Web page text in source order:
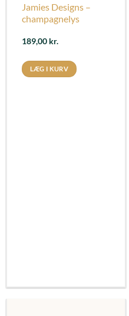
Jamies Designs –
champagnelys
189,00 kr.
LÆG I KURV